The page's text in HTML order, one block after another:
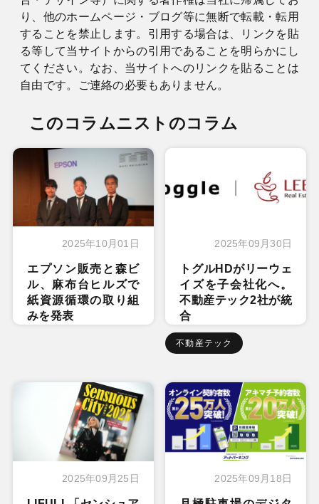
り、他のホームページ・ブログ等に無断で転載・転用
することを禁止します。引用する場合は、リンクを貼
る等して当サイトからの引用であることを明らかにし
てください。なお、当サイトへのリンクを貼ることは
自由です。ご連絡の必要もありません。
このコラムニストのコラム
2025年10月01日
エプソン販売と森ビ
ル、麻布台ヒルズで
紙資源循環の取り組
みを発表
2025年09月30日
トグルHDがリーウェ
イズを子会社化へ。
不動産テック2社が統
合
不動産テック
2025年09月25日 2025年09月18日